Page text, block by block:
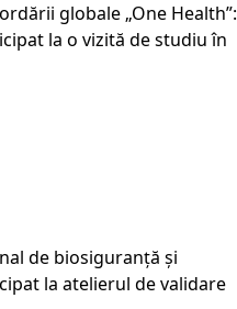
globale „One Health”:
la o vizită de studiu în